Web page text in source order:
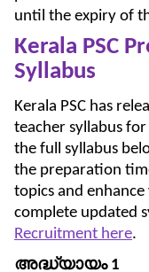
until the expiry of
Kerala PSC
Syllabus
Kerala PSC has
teacher syllabus
the full syllabus
the preparation
topics and
complete updated
Recruitment here.
അദ്ധ്യായം1